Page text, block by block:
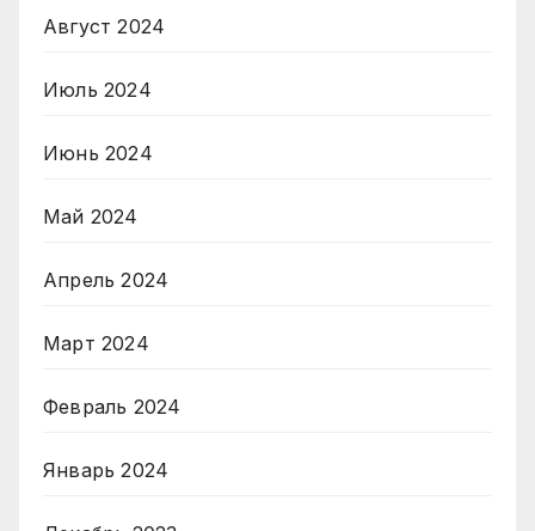
Август 2024
Июль 2024
Июнь 2024
Май 2024
Апрель 2024
Март 2024
Февраль 2024
Январь 2024